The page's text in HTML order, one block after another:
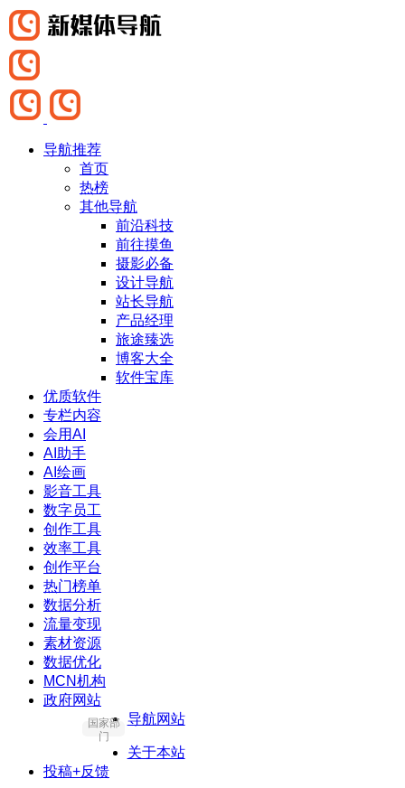
导航推荐
首页
热榜
其他导航
前沿科技
前往摸鱼
摄影必备
设计导航
站长导航
产品经理
旅途臻选
博客大全
软件宝库
优质软件
专栏内容
会用AI
AI助手
AI绘画
影音工具
数字员工
创作工具
效率工具
创作平台
热门榜单
数据分析
流量变现
素材资源
数据优化
MCN机构
政府网站
国家部
门
导航网站
关于本站
投稿+反馈